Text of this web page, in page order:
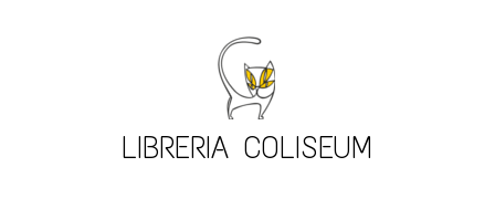
LIBRERIA COLISEUM